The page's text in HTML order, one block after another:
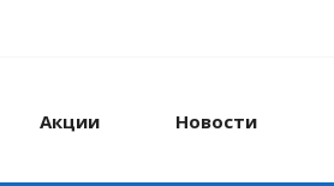
Акции Новости